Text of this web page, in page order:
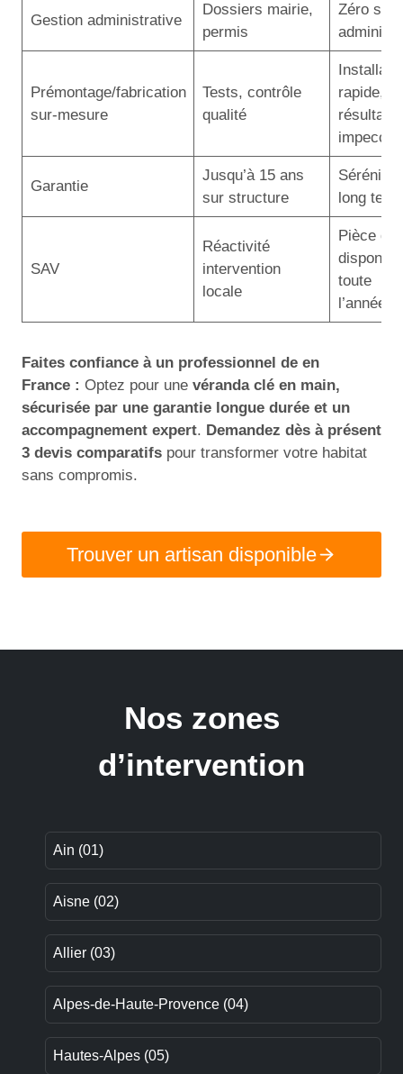
Gestion administrative
Dossiers mairie,
permis
Zéro
Prémontage/fabrication
sur-mesure
Tests, contrôle
qualité
rapide,
résultat
Garantie
Jusqu’à 15 ans
sur structure
Sérénité
long
SAV
Réactivité
intervention
locale
Pièce de
toute
l’année
Faites confiance à un professionnel de en
France : Optez pour une véranda clé en main,
sécurisée par une garantie longue durée et un
accompagnement expert. Demandez dès à présent
3 devis comparatifs pour transformer votre habitat
sans compromis.
Trouver un artisan disponible
Nos zones
d’intervention
Ain (01)
Aisne (02)
Allier (03)
Alpes-de-Haute-Provence (04)
Hautes-Alpes (05)